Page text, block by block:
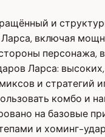
и
включая
персонажа,
Ларса:
и стратегий
комбо и
на базовые
и хоминг-